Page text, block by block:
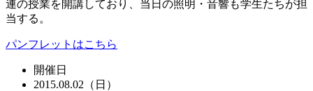
連の授業を開講しており、当日の照明・音響も学生たちが担
当する。
パンフレットはこちら
開催日
2015.08.02（日）